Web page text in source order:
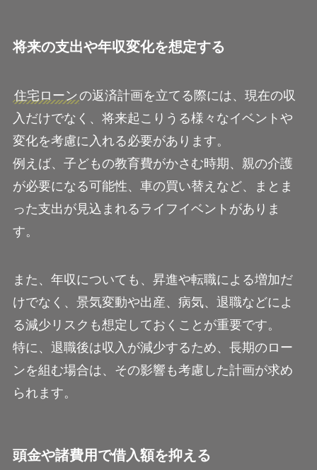
将来の支出や年収変化を想定する
住宅ローンの返済計画を立てる際には、現在の収
入だけでなく、将来起こりうる様々なイベントや
変化を考慮に入れる必要があります。
例えば、子どもの教育費がかさむ時期、親の介護
が必要になる可能性、車の買い替えなど、まとま
った支出が見込まれるライフイベントがありま
す。
また、年収についても、昇進や転職による増加だ
けでなく、景気変動や出産、病気、退職などによ
る減少リスクも想定しておくことが重要です。
特に、退職後は収入が減少するため、長期のロー
ンを組む場合は、その影響も考慮した計画が求め
られます。
頭金や諸費用で借入額を抑える